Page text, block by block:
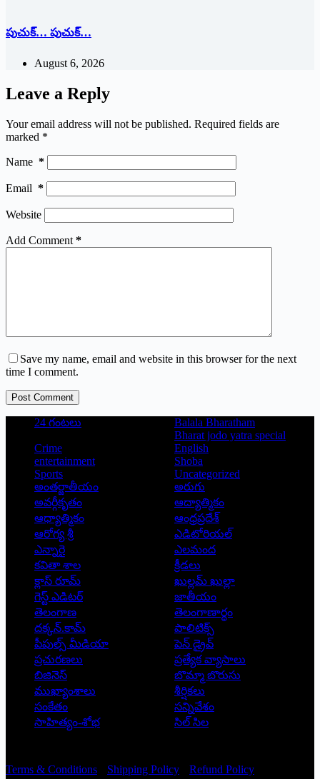
పుచుక్… పుచుక్…
August 6, 2026
Leave a Reply
Your email address will not be published. Required fields are
marked *
Name *
Email *
Website
Add Comment *
Save my name, email and website in this browser for the next
time I comment.
Post Comment
24 గంటలు
Balala Bharatham
Bharat jodo yatra special
Crime
English
entertainment
Shoba
Sports
Uncategorized
అంతర్జాతీయం
అరుగు
అవర్గీకృతం
ఆద్యాత్మికం
ఆధ్యాత్మికం
ఆంధ్రప్రదేశ్
ఆరోగ్య శ్రీ
ఎడిటోరియల్
ఎన్నారై
ఎలమంద
కవితా శాల
క్రీడలు
క్లాస్ రూమ్
ఖుల్లమ్ ఖుల్లా
గెస్ట్ ఎడిటర్
జాతీయం
తెలంగాణ
తెలంగాణార్థం
దక్కన్.కామ్
పాలిటిక్స్
పీపుల్స్ ‌మీడియా
పెన్ డ్రైవ్
ప్రచురణలు
ప్రత్యేక వ్యాసాలు
బిజినెస్
బొమ్మా బొరుసు
ముఖ్యాంశాలు
శీర్షికలు
సంకేతం
సన్నివేశం
సాహిత్యం-శోభ
సిల్ సిల
Terms & Conditions Shipping Policy Refund Policy